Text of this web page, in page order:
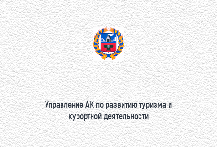
Управление АК по развитию туризма и
курортной деятельности